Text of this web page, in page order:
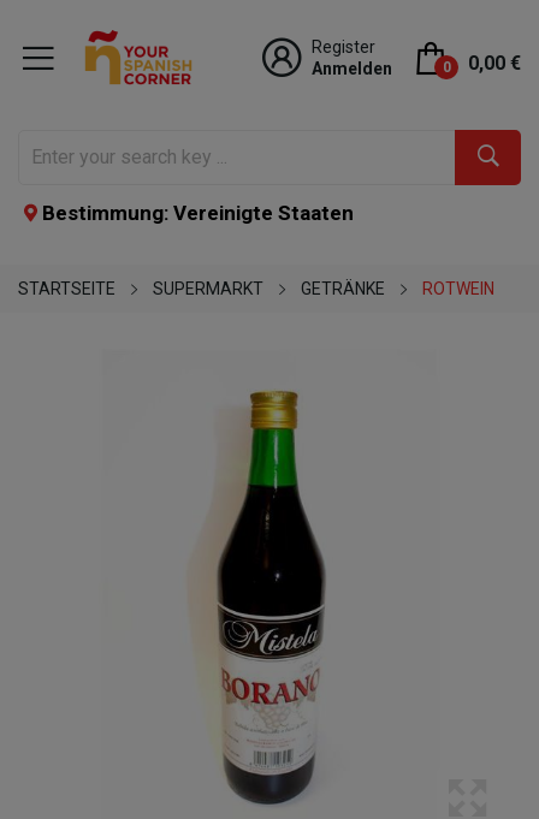
Register
Anmelden
0 0,00 €
Bestimmung: Vereinigte Staaten
STARTSEITE SUPERMARKT GETRÄNKE ROTWEIN